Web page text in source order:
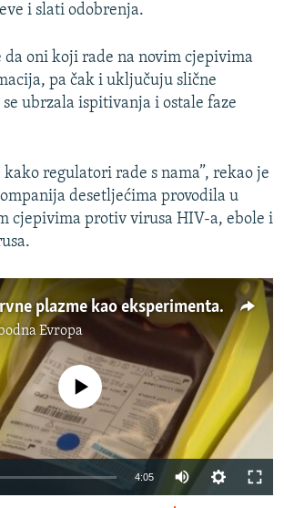
i slati odobrenja.
da oni koji rade na novim cjepivima
pa čak i uključuju slične
ubrzala ispitivanja i ostale faze
regulatori rade s nama”, rekao je
desetljećima provodila u
cjepivima protiv virusa HIV-a, ebole i
Transfuzija krvne plazme kao eksperimentalni način lečenja COVID-19
Evropa
source currently available
4:05 Auto